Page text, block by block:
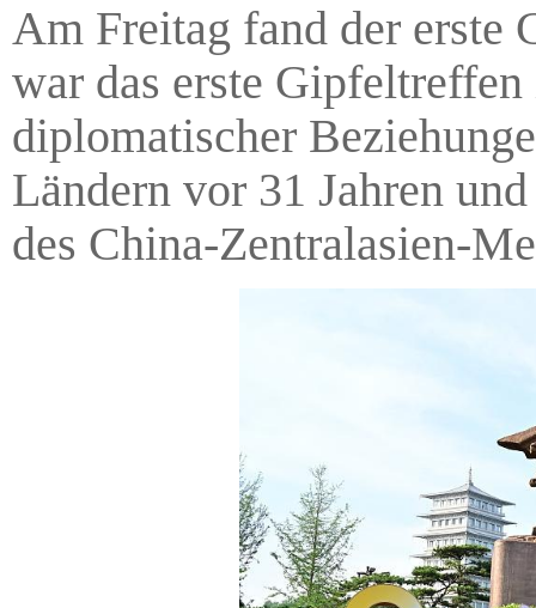
Am Freitag fand der erste
war das erste
diplomatischer
Ländern vor 31 Jahren
des China-Zentralasien-